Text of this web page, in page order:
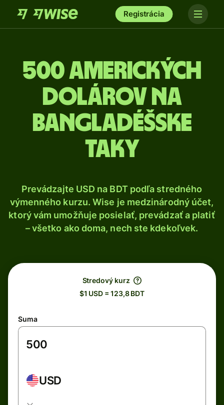
Registrácia
500 Amerických
dolárov na
bangladéšske
taky
Prevádzajte USD na BDT podľa stredného
výmenného kurzu. Wise je medzinárodný účet,
ktorý vám umožňuje posielať, prevádzať a platiť
– všetko ako doma, nech ste kdekoľvek.
Stredový kurz
$1 USD = 123,8 BDT
Suma
USD